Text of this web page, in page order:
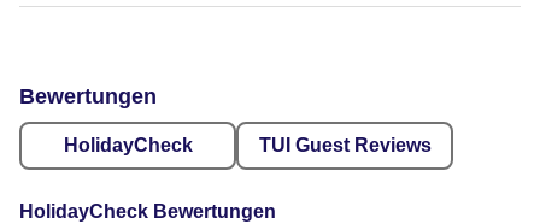
Bewertungen
HolidayCheck TUI Guest Reviews
HolidayCheck Bewertungen